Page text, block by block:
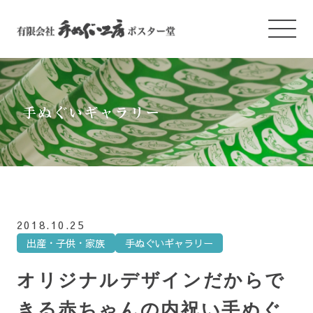
2018.10.25
出産・子供・家族 手ぬぐいギャラリー
オリジナルデザインだからで